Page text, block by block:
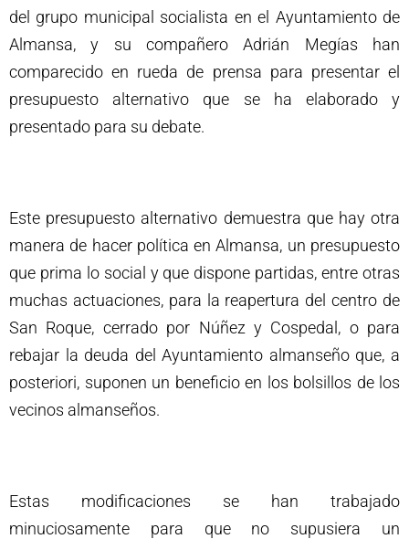
del grupo municipal socialista en el Ayuntamiento de
Almansa, y su compañero Adrián Megías han
comparecido en rueda de prensa para presentar el
presupuesto alternativo que se ha elaborado y
presentado para su debate.
Este presupuesto alternativo demuestra que hay otra
manera de hacer política en Almansa, un presupuesto
que prima lo social y que dispone partidas, entre otras
muchas actuaciones, para la reapertura del centro de
San Roque, cerrado por Núñez y Cospedal, o para
rebajar la deuda del Ayuntamiento almanseño que, a
posteriori, suponen un beneficio en los bolsillos de los
vecinos almanseños.
Estas modificaciones se han trabajado
minuciosamente para que no supusiera un